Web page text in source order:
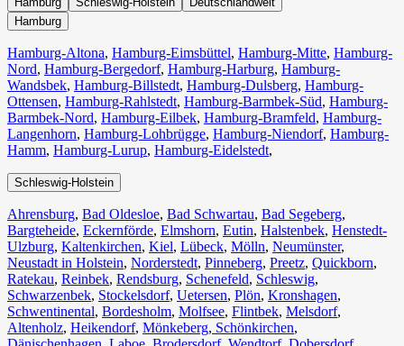
Hamburg
Hamburg-Altona, Hamburg-Eimsbüttel, Hamburg-Mitte, Hamburg-
Nord, Hamburg-Bergedorf, Hamburg-Harburg, Hamburg-
Wandsbek, Hamburg-Billstedt, Hamburg-Dulsberg, Hamburg-
Ottensen, Hamburg-Rahlstedt, Hamburg-Barmbek-Süd, Hamburg-
Barmbek-Nord, Hamburg-Eilbek, Hamburg-Bramfeld, Hamburg-
Langenhorn, Hamburg-Lohbrügge, Hamburg-Niendorf, Hamburg-
Hamm, Hamburg-Lurup, Hamburg-Eidelstedt,
Schleswig-Holstein
Ahrensburg, Bad Oldesloe, Bad Schwartau, Bad Segeberg,
Bargteheide, Eckernförde, Elmshorn, Eutin, Halstenbek, Henstedt-
Ulzburg, Kaltenkirchen, Kiel, Lübeck, Mölln, Neumünster,
Neustadt in Holstein, Norderstedt, Pinneberg, Preetz, Quickborn,
Ratekau, Reinbek, Rendsburg, Schenefeld, Schleswig,
Schwarzenbek, Stockelsdorf, Uetersen, Plön, Kronshagen,
Schwentinental, Bordesholm, Molfsee, Flintbek, Melsdorf,
Altenholz, Heikendorf, Mönkeberg, Schönkirchen,